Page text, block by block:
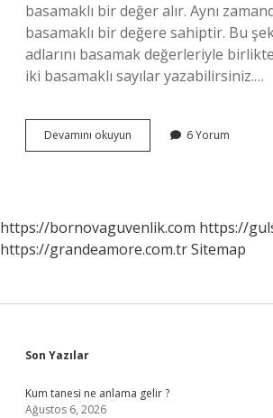
basamaklı bir değer alır. Aynı
basamaklı bir değere sahiptir. Bu
adlarını basamak değerleriyle
iki basamaklı sayılar yazabilirsiniz.…
Devamını okuyun Basamak
Değeri
6 Yorum
https://bornovaguvenlik.com https://
https://grandeamore.com.trSitemap
Sidebar
Son Yazılar
Kum tanesi ne anlama gelir ?
Ağustos 6, 2026